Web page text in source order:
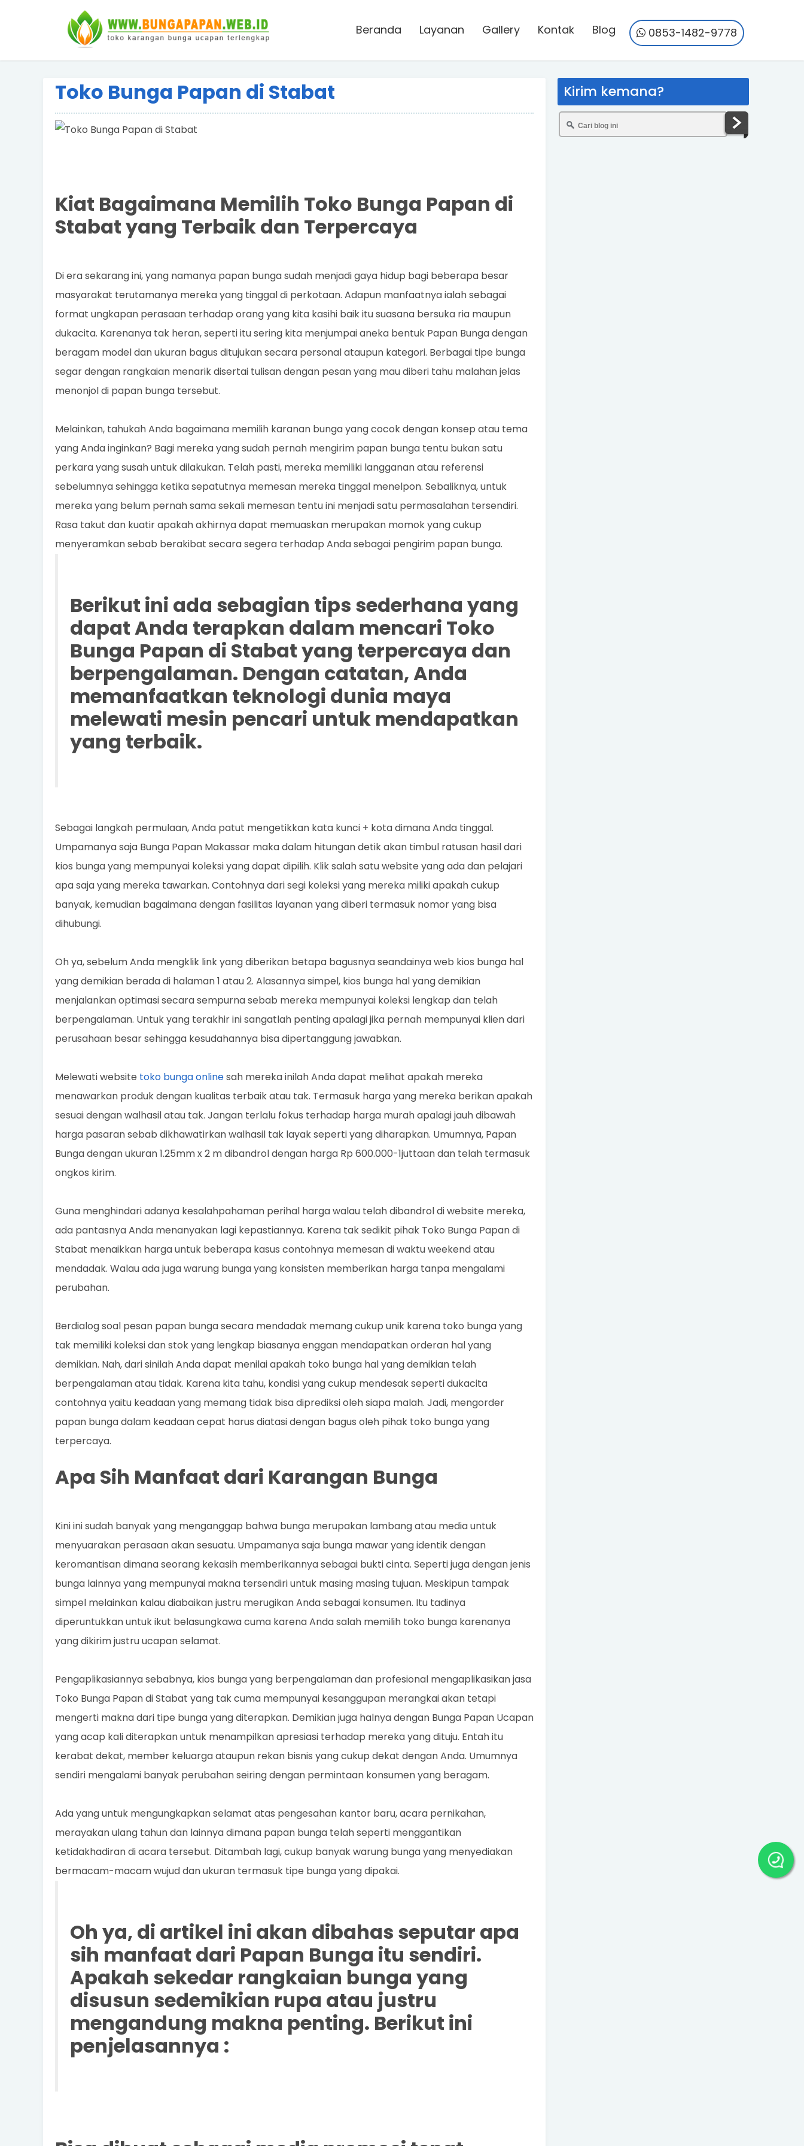
Beranda Layanan Gallery Kontak Blog 0853-1482-9778
Toko Bunga Papan di Stabat
Kiat Bagaimana Memilih Toko Bunga Papan di
Stabat yang Terbaik dan Terpercaya
Di era sekarang ini, yang namanya papan bunga sudah menjadi gaya hidup bagi beberapa besar
masyarakat terutamanya mereka yang tinggal di perkotaan. Adapun manfaatnya ialah sebagai
format ungkapan perasaan terhadap orang yang kita kasihi baik itu suasana bersuka ria maupun
dukacita. Karenanya tak heran, seperti itu sering kita menjumpai aneka bentuk Papan Bunga dengan
beragam model dan ukuran bagus ditujukan secara personal ataupun kategori. Berbagai tipe bunga
segar dengan rangkaian menarik disertai tulisan dengan pesan yang mau diberi tahu malahan jelas
menonjol di papan bunga tersebut.
Melainkan, tahukah Anda bagaimana memilih karanan bunga yang cocok dengan konsep atau tema
yang Anda inginkan? Bagi mereka yang sudah pernah mengirim papan bunga tentu bukan satu
perkara yang susah untuk dilakukan. Telah pasti, mereka memiliki langganan atau referensi
sebelumnya sehingga ketika sepatutnya memesan mereka tinggal menelpon. Sebaliknya, untuk
mereka yang belum pernah sama sekali memesan tentu ini menjadi satu permasalahan tersendiri.
Rasa takut dan kuatir apakah akhirnya dapat memuaskan merupakan momok yang cukup
menyeramkan sebab berakibat secara segera terhadap Anda sebagai pengirim papan bunga.
Berikut ini ada sebagian tips sederhana yang
dapat Anda terapkan dalam mencari Toko
Bunga Papan di Stabat yang terpercaya dan
berpengalaman. Dengan catatan, Anda
memanfaatkan teknologi dunia maya
melewati mesin pencari untuk mendapatkan
yang terbaik.
Sebagai langkah permulaan, Anda patut mengetikkan kata kunci + kota dimana Anda tinggal.
Umpamanya saja Bunga Papan Makassar maka dalam hitungan detik akan timbul ratusan hasil dari
kios bunga yang mempunyai koleksi yang dapat dipilih. Klik salah satu website yang ada dan pelajari
apa saja yang mereka tawarkan. Contohnya dari segi koleksi yang mereka miliki apakah cukup
banyak, kemudian bagaimana dengan fasilitas layanan yang diberi termasuk nomor yang bisa
dihubungi.
Oh ya, sebelum Anda mengklik link yang diberikan betapa bagusnya seandainya web kios bunga hal
yang demikian berada di halaman 1 atau 2. Alasannya simpel, kios bunga hal yang demikian
menjalankan optimasi secara sempurna sebab mereka mempunyai koleksi lengkap dan telah
berpengalaman. Untuk yang terakhir ini sangatlah penting apalagi jika pernah mempunyai klien dari
perusahaan besar sehingga kesudahannya bisa dipertanggung jawabkan.
Melewati website toko bunga onlinesah mereka inilah Anda dapat melihat apakah mereka
menawarkan produk dengan kualitas terbaik atau tak. Termasuk harga yang mereka berikan apakah
sesuai dengan walhasil atau tak. Jangan terlalu fokus terhadap harga murah apalagi jauh dibawah
harga pasaran sebab dikhawatirkan walhasil tak layak seperti yang diharapkan. Umumnya, Papan
Bunga dengan ukuran 1.25mm x 2 m dibandrol dengan harga Rp 600.000-1juttaan dan telah termasuk
ongkos kirim.
Guna menghindari adanya kesalahpahaman perihal harga walau telah dibandrol di website mereka,
ada pantasnya Anda menanyakan lagi kepastiannya. Karena tak sedikit pihak Toko Bunga Papan di
Stabat menaikkan harga untuk beberapa kasus contohnya memesan di waktu weekend atau
mendadak. Walau ada juga warung bunga yang konsisten memberikan harga tanpa mengalami
perubahan.
Berdialog soal pesan papan bunga secara mendadak memang cukup unik karena toko bunga yang
tak memiliki koleksi dan stok yang lengkap biasanya enggan mendapatkan orderan hal yang
demikian. Nah, dari sinilah Anda dapat menilai apakah toko bunga hal yang demikian telah
berpengalaman atau tidak. Karena kita tahu, kondisi yang cukup mendesak seperti dukacita
contohnya yaitu keadaan yang memang tidak bisa diprediksi oleh siapa malah. Jadi, mengorder
papan bunga dalam keadaan cepat harus diatasi dengan bagus oleh pihak toko bunga yang
terpercaya.
Apa Sih Manfaat dari Karangan Bunga
Kini ini sudah banyak yang menganggap bahwa bunga merupakan lambang atau media untuk
menyuarakan perasaan akan sesuatu. Umpamanya saja bunga mawar yang identik dengan
keromantisan dimana seorang kekasih memberikannya sebagai bukti cinta. Seperti juga dengan jenis
bunga lainnya yang mempunyai makna tersendiri untuk masing masing tujuan. Meskipun tampak
simpel melainkan kalau diabaikan justru merugikan Anda sebagai konsumen. Itu tadinya
diperuntukkan untuk ikut belasungkawa cuma karena Anda salah memilih toko bunga karenanya
yang dikirim justru ucapan selamat.
Pengaplikasiannya sebabnya, kios bunga yang berpengalaman dan profesional mengaplikasikan jasa
Toko Bunga Papan di Stabat yang tak cuma mempunyai kesanggupan merangkai akan tetapi
mengerti makna dari tipe bunga yang diterapkan. Demikian juga halnya dengan Bunga Papan Ucapan
yang acap kali diterapkan untuk menampilkan apresiasi terhadap mereka yang dituju. Entah itu
kerabat dekat, member keluarga ataupun rekan bisnis yang cukup dekat dengan Anda. Umumnya
sendiri mengalami banyak perubahan seiring dengan permintaan konsumen yang beragam.
Ada yang untuk mengungkapkan selamat atas pengesahan kantor baru, acara pernikahan,
merayakan ulang tahun dan lainnya dimana papan bunga telah seperti menggantikan
ketidakhadiran di acara tersebut. Ditambah lagi, cukup banyak warung bunga yang menyediakan
bermacam-macam wujud dan ukuran termasuk tipe bunga yang dipakai.
Oh ya, di artikel ini akan dibahas seputar apa
sih manfaat dari Papan Bunga itu sendiri.
Apakah sekedar rangkaian bunga yang
disusun sedemikian rupa atau justru
mengandung makna penting. Berikut ini
penjelasannya :
Kirim kemana?